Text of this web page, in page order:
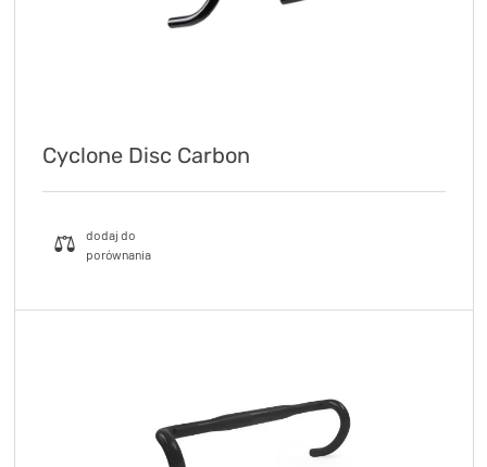
Cyclone Disc Carbon